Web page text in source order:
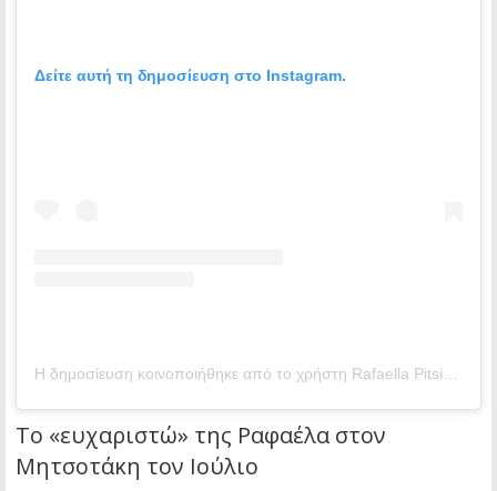
Δείτε αυτή τη δημοσίευση στο Instagram.
Το «ευχαριστώ» της Ραφαέλα στον
Μητσοτάκη τον Ιούλιο